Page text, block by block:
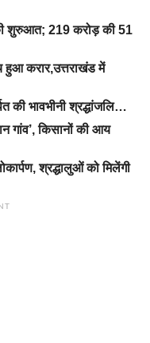
शुरुआत; 219 करोड़ की 51
हुआ करार,उत्तराखंड में
की भावभीनी श्रद्धांजलि…
गांव’, किसानों की आय
श्रद्धालुओं को मिलेंगी